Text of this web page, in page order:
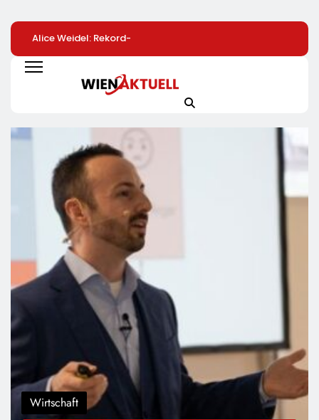
Alice Weidel: Rekord-
Insolvenzen Sind
Warnsignal –
Bundesregierung
Wächst Weiter:
NATURKIND-Welt Bei
An Benefits
Wirtschaft